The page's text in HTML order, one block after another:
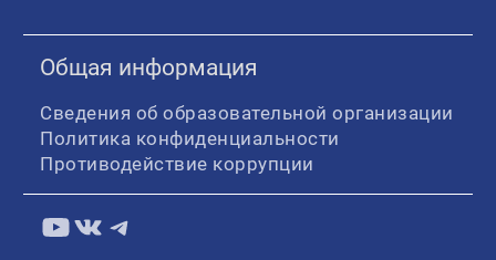
Общая информация
Сведения об образовательной организации
Политика конфиденциальности
Противодействие коррупции
YouTube
ВКонтакте
Telegram